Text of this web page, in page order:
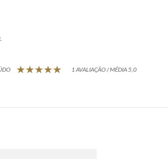
1 AVALIAÇÃO / MÉDIA 5,0